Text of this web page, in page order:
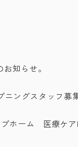
知らせ。
ングスタッフ募
ホーム 医療ケ